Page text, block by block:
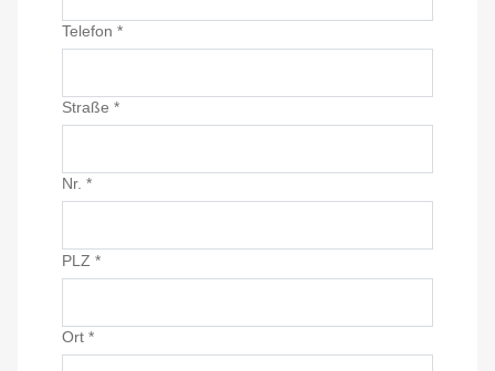
Telefon *
Straße *
Nr. *
PLZ *
Ort *